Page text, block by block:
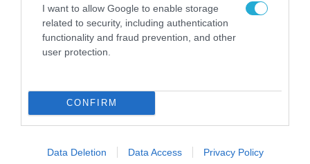
I want to allow Google to enable storage
related to security, including authentication
functionality and fraud prevention, and other
user protection.
CONFIRM
Data Deletion Data Access Privacy Policy
οικονομία όσο καμία άλλη τεχνολογία». Η
εποχή της υπερνοημοσύνης έρχεται.